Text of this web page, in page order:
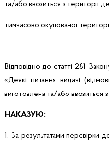
та/або ввозиться з території
тимчасово окупованої
Відповідно до статті 281
«Деякі питання видачі (
виготовлена та/або ввозиться з
НАКАЗУЮ:
1. За результатамиперевірки